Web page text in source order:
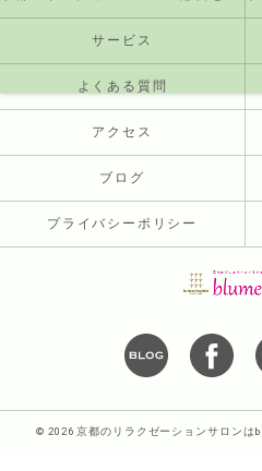
サービス
よくある質問
アクセス
ブログ
プライバシーポリシー
© 2026 京都のリラクゼーションサロンは